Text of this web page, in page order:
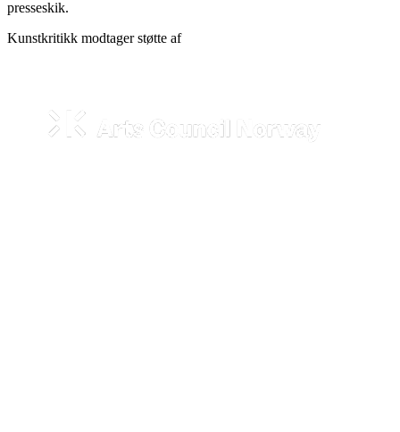
presseskik.
Kunstkritikk modtager støtte af